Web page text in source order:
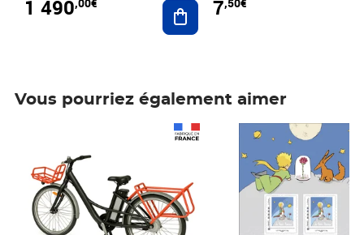
1 490 Ajouter au panier
7
Vous pourriez également aimer
Prix 7,50€